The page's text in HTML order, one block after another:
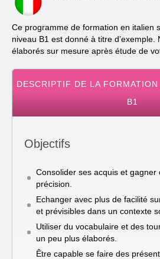
Ce programme de formation en italien
niveau B1 est donné à titre d’exemple.
élaborés sur mesure après étude de
DESCRIPTIF DE LA
B1
Objectifs
Consolider ses acquis et gagner
précision.
Echanger avec plus de facilité
et prévisibles dans un contexte
Utiliser du vocabulaire et des
un peu plus élaborés.
Être capable se faire des